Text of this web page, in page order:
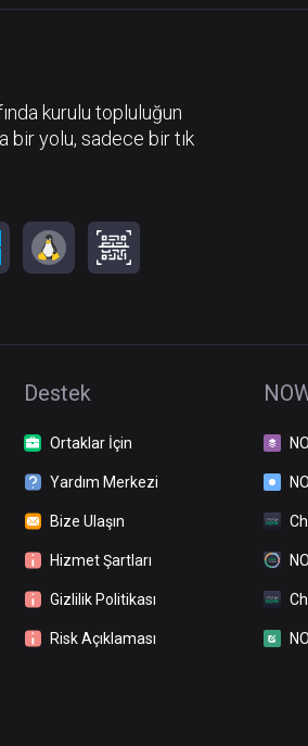
kurulu topluluğun
bir yolu, sadece bir tık
Destek
Ortaklar İçin
Yardım Merkezi
Bize Ulaşın
Hizmet Şartları
Gizlilik Politikası
Risk Açıklaması